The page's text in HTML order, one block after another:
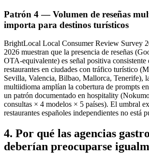
Patrón 4 — Volumen de reseñas
importa para destinos turísticos
BrightLocal Local Consumer Review Survey
2026 muestran que la presencia de reseñas
OTA-equivalente) es señal positiva consistente
restaurantes en ciudades con tráfico turístico
Sevilla, Valencia, Bilbao, Mallorca, Tenerife),
multiidioma amplían la cobertura de prompts
un patrón documentado en hospitality
consultas × 4 modelos × 5 países). El umbral
restaurantes españoles independientes no está
4. Por qué las agencias
deberían preocuparse